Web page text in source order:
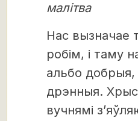
малітва
Нас вызначае
робім, і таму
альбо добрыя,
дрэнныя.
вучнямі